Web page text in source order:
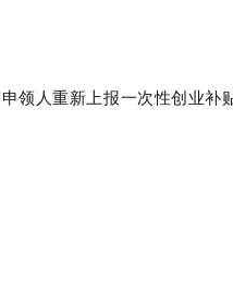
人重新上报一次性创业补贴